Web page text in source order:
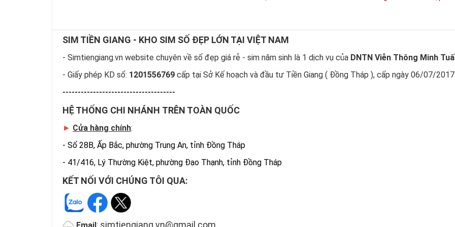
SIM TIỀN GIANG - KHO SIM SỐ ĐẸP LỚN TẠI VIỆT NAM
- Simtiengiang.vn website chuyên về số đẹp giá rẻ - sim năm sinh là 1 dịch vụ của DNTN Viễn Thông Minh
- Giấy phép KD số: 1201556769 cấp tại Sở Kế hoạch và đầu tư Tiền Giang ( Đồng Tháp ), cấp ngày 06/07/2017
-------------------------------------
HỆ THỐNG CHI NHÁNH TRÊN TOÀN QUỐC
► Cửa hàng chính:
- Số 28B, Ấp Bắc, phường Trung An, tỉnh Đồng Tháp
- 41/416, Lý Thường Kiệt, phường Đạo Thạnh, tỉnh Đồng Tháp
KẾT NỐI VỚI CHÚNG TÔI QUA:
simtiengiang.vn@gmail.com